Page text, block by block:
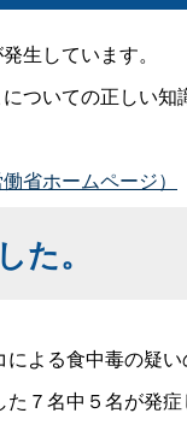
生しています。
ついての正しい
省ホームページ）
た。
よる食中毒の疑
７名中５名が発症